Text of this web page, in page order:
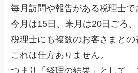
毎月訪問や報告がある税理士
今月は15日、来月は20日ごろ、
税理士にも複数のお客さまとの
これは仕方ありません。
つまり「経理の結果」として、